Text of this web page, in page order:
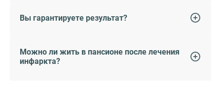
Вы гарантируете результат?
Можно ли жить в пансионе после лечения
инфаркта?